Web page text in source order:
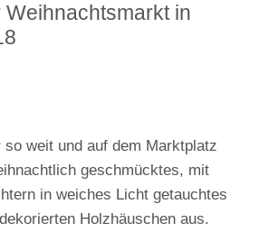
in
weit und auf dem Marktplatz
geschmücktes, mit
in weiches Licht getauchtes
Holzhäuschen aus.